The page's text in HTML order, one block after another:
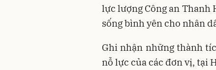
lực lượng Công an Thanh
sống bình yên cho nhân
Ghi nhận những thành
nỗ lực của các đơn vị, tại